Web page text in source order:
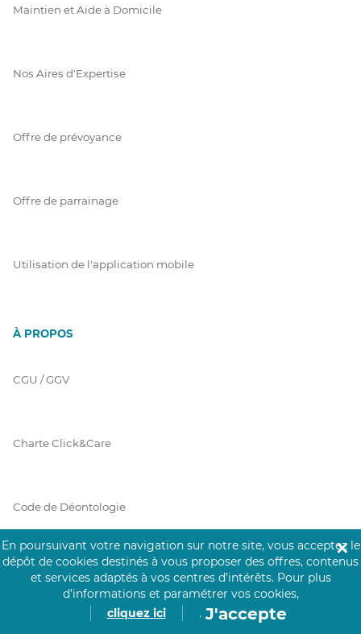
Maintien et Aide à Domicile
Nos Aires d'Expertise
Offre de prévoyance
Offre de parrainage
Utilisation de l'application mobile
À PROPOS
CGU / GGV
Charte Click&Care
Code de Déontologie
Mentions Légales
En poursuivant votre navigation sur notre site, vous acceptez le
dépôt de cookies destinés à vous proposer des offres, contenus
et services adaptés à vos centres d’intérêts. Pour plus
d’informations et paramétrer vos cookies,
cliquez ici
. J'accepte
✕